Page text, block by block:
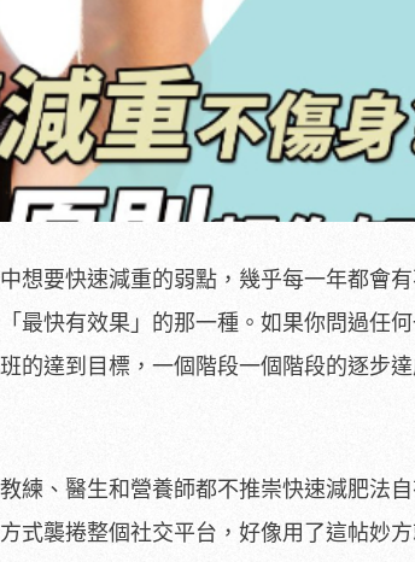
想要快速減重的弱點，幾乎每一年都會有
最快有效果」的那一種。如果你問過任
的達到目標，一個階段一個階段的逐步達
練、醫生和營養師都不推崇快速減肥法
式襲捲整個社交平台，好像用了這帖妙